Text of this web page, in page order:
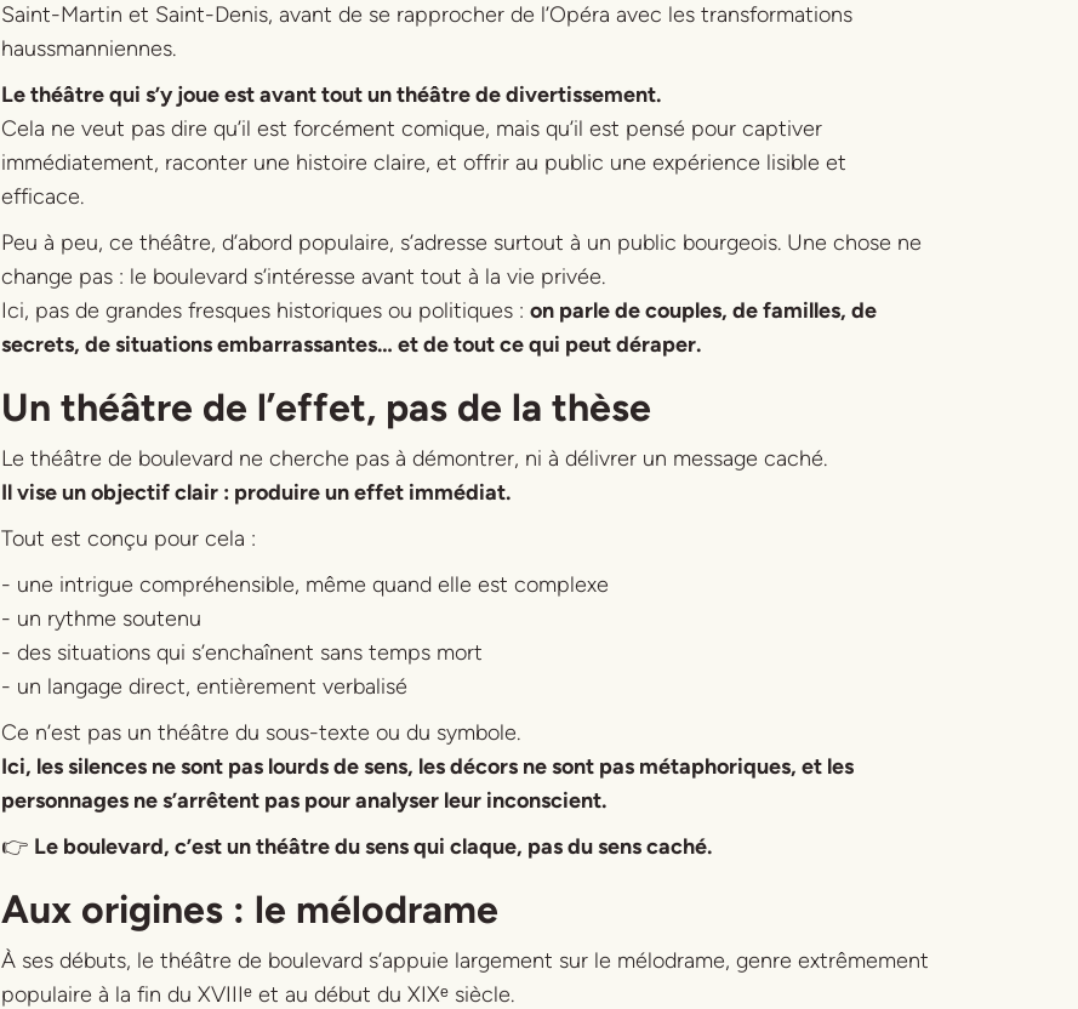
Saint-Martin et Saint-Denis, avant de se rapprocher de l’Opéra avec les transformations
haussmanniennes.
Le théâtre qui s’y joue est avant tout un théâtre de divertissement.
Cela ne veut pas dire qu’il est forcément comique, mais qu’il est pensé pour captiver
immédiatement, raconter une histoire claire, et offrir au public une expérience lisible et
efficace.
Peu à peu, ce théâtre, d’abord populaire, s’adresse surtout à un public bourgeois. Une chose ne
change pas : le boulevard s’intéresse avant tout à la vie privée.
Ici, pas de grandes fresques historiques ou politiques : on parle de couples, de familles, de
secrets, de situations embarrassantes… et de tout ce qui peut déraper.
Un théâtre de l’effet, pas de la thèse
Le théâtre de boulevard ne cherche pas à démontrer, ni à délivrer un message caché.
Il vise un objectif clair : produire un effet immédiat.
Tout est conçu pour cela :
- une intrigue compréhensible, même quand elle est complexe
- un rythme soutenu
- des situations qui s’enchaînent sans temps mort
- un langage direct, entièrement verbalisé
Ce n’est pas un théâtre du sous-texte ou du symbole.
Ici, les silences ne sont pas lourds de sens, les décors ne sont pas métaphoriques, et les
personnages ne s’arrêtent pas pour analyser leur inconscient.
👉 Le boulevard, c’est un théâtre du sens qui claque, pas du sens caché.
Aux origines : le mélodrame
À ses débuts, le théâtre de boulevard s’appuie largement sur le mélodrame, genre extrêmement
populaire à la fin du XVIIIᵉ et au début du XIXᵉ siècle.